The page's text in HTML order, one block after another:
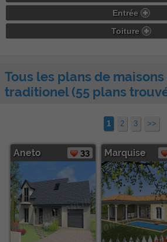
Entrée
Toiture
Tous les plans de
traditionel (55 plans
1 2 3 >>
Aneto 33 Marquise